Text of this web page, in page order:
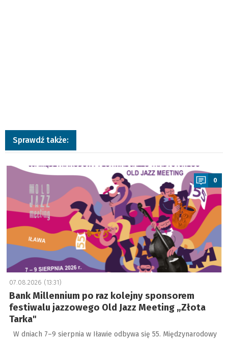
Sprawdź także:
a
0
07.08.2026 (13:31)
Bank Millennium po raz kolejny sponsorem
festiwalu jazzowego Old Jazz Meeting „Złota
Tarka"
W dniach 7–9 sierpnia w Iławie odbywa się 55. Międzynarodowy